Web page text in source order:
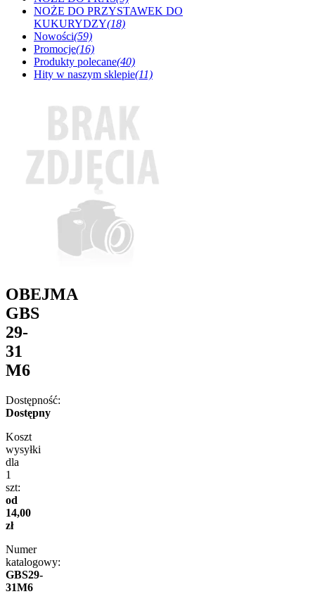
NOŻE DO PRZYSTAWEK DO
KUKURYDZY(18)
Nowości(59)
Promocje(16)
Produkty polecane(40)
Hity w naszym sklepie(11)
OBEJMA
GBS
29-
31
M6
Dostępność:
Dostępny
Koszt
wysyłki
dla
1
szt:
od
14,00
zł
Numer
katalogowy:
GBS29-
31M6